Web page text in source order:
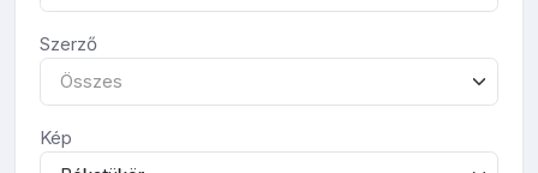
Szerző
Összes
Kép